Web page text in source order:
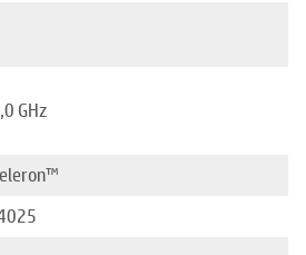
GHz